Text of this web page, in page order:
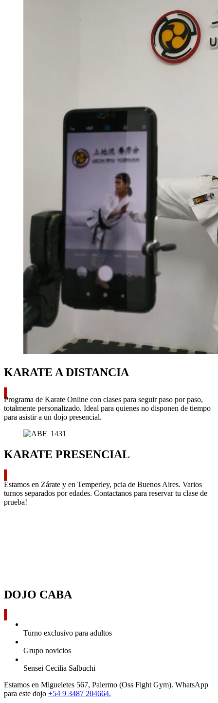
KARATE A DISTANCIA
Programa de Karate Online con clases para seguir paso por paso,
totalmente personalizado. Ideal para quienes no disponen de tiempo
para asistir a un dojo presencial.
KARATE PRESENCIAL
Estamos en Zárate y en Temperley, pcia de Buenos Aires. Varios
turnos separados por edades. Contactanos para reservar tu clase de
prueba!
DOJO CABA
Turno exclusivo para adultos
Grupo novicios
Sensei Cecilia Salbuchi
Estamos en Migueletes 567, Palermo (Oss Fight Gym). WhatsApp
para este dojo +54 9 3487 204664.